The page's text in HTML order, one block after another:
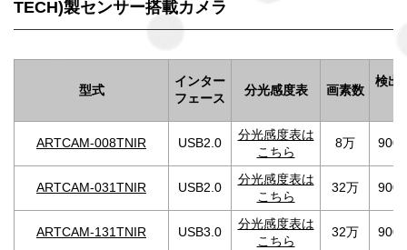
TECH)製センサー搭載カメラ
型式
インター
フェース
分光感度表 画素数
検出
ARTCAM-008TNIR USB2.0
分光感度表は
こちら
8万
ARTCAM-031TNIR USB2.0
分光感度表は
こちら
32万
ARTCAM-131TNIR USB3.0
分光感度表は
こちら
32万